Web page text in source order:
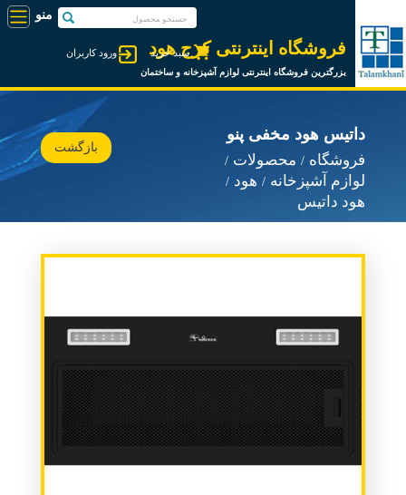
فروشگاه اینترنتی کرج هود
بزرگترین فروشگاه اینترنتی لوازم آشپزخانه و ساختمان
ورود کاربران سبد خرید
داتیس هود مخفی پنو
فروشگاه
محصولات
لوازم آشپزخانه
هود
هود داتیس
بازگشت